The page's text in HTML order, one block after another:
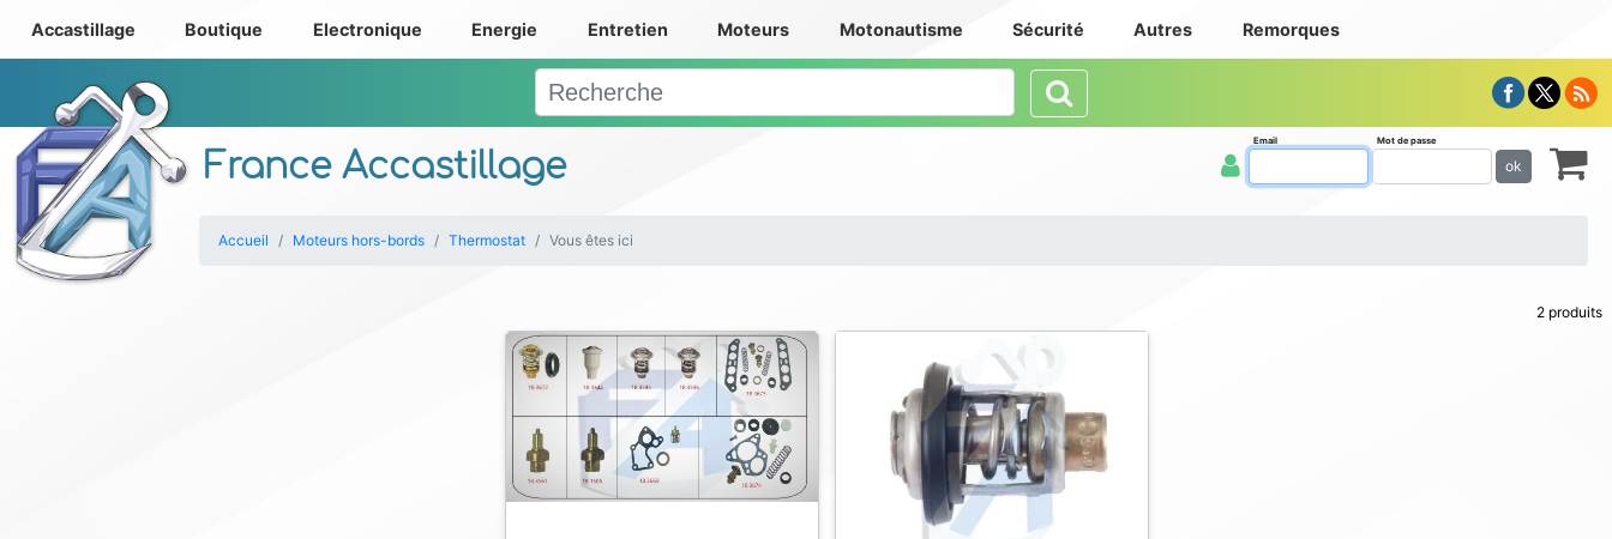
France Accastillage
Accastillage Boutique Electronique Energie Entretien Moteurs Motonautisme Sécurité Autres Remorques
Email Mot de passe
ok
Accueil Moteurs hors-bords Thermostat Vous êtes ici
2 produits